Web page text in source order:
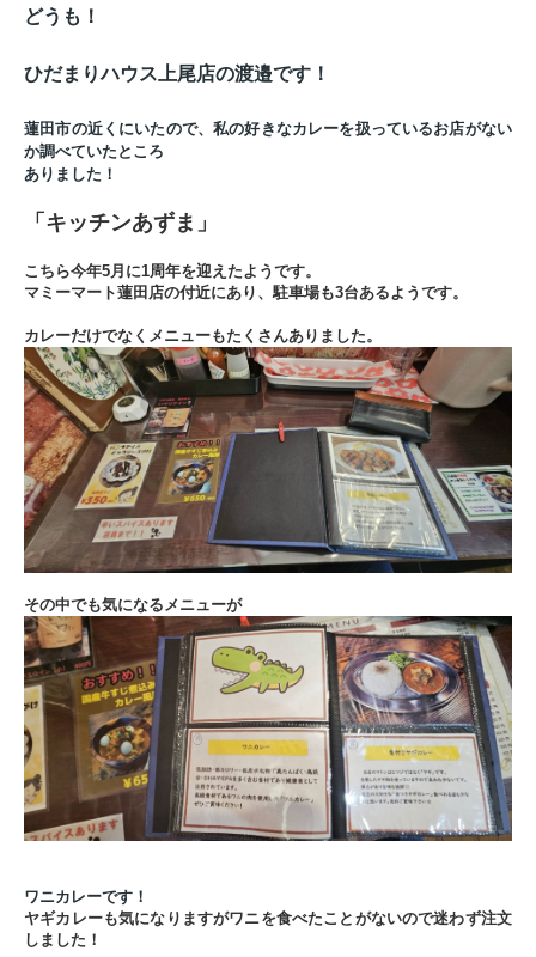
どうも！
ひだまりハウス上尾店の渡邉です！
蓮田市の近くにいたので、私の好きなカレーを扱っているお店がない
か調べていたところ
ありました！
「キッチンあずま」
こちら今年5月に1周年を迎えたようです。
マミーマート蓮田店の付近にあり、駐車場も3台あるようです。
カレーだけでなくメニューもたくさんありました。
その中でも気になるメニューが
ワニカレーです！
ヤギカレーも気になりますがワニを食べたことがないので迷わず注文
しました！